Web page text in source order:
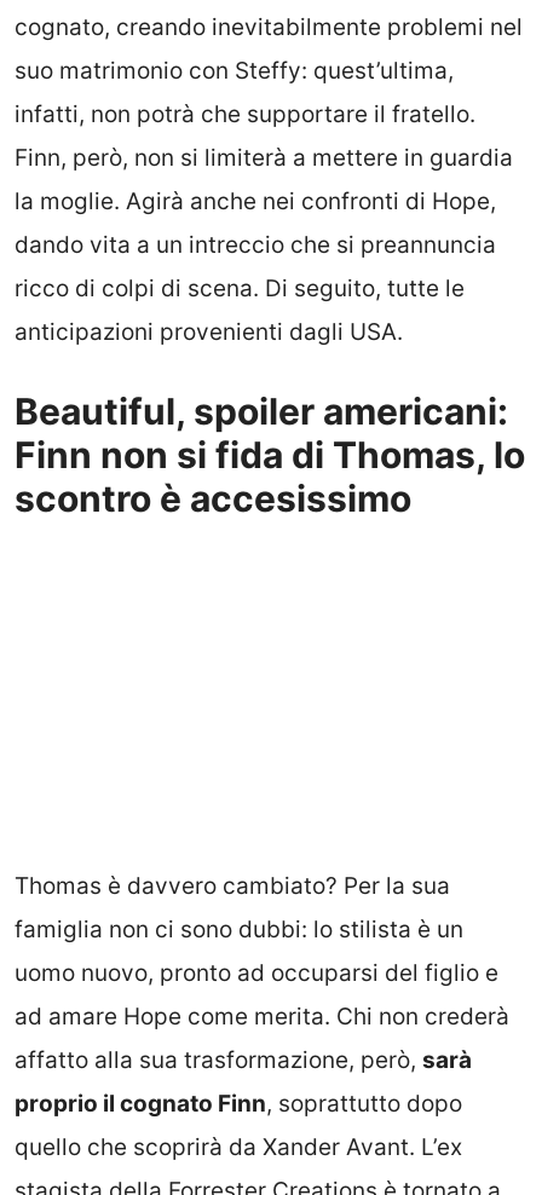
cognato, creando inevitabilmente problemi nel
suo matrimonio con Steffy: quest’ultima,
infatti, non potrà che supportare il fratello.
Finn, però, non si limiterà a mettere in guardia
la moglie. Agirà anche nei confronti di Hope,
dando vita a un intreccio che si preannuncia
ricco di colpi di scena. Di seguito, tutte le
anticipazioni provenienti dagli USA.
Beautiful, spoiler americani:
Finn non si fida di Thomas, lo
scontro è accesissimo
Thomas è davvero cambiato? Per la sua
famiglia non ci sono dubbi: lo stilista è un
uomo nuovo, pronto ad occuparsi del figlio e
ad amare Hope come merita. Chi non crederà
affatto alla sua trasformazione, però, sarà
proprio il cognato Finn, soprattutto dopo
quello che scoprirà da Xander Avant. L’ex